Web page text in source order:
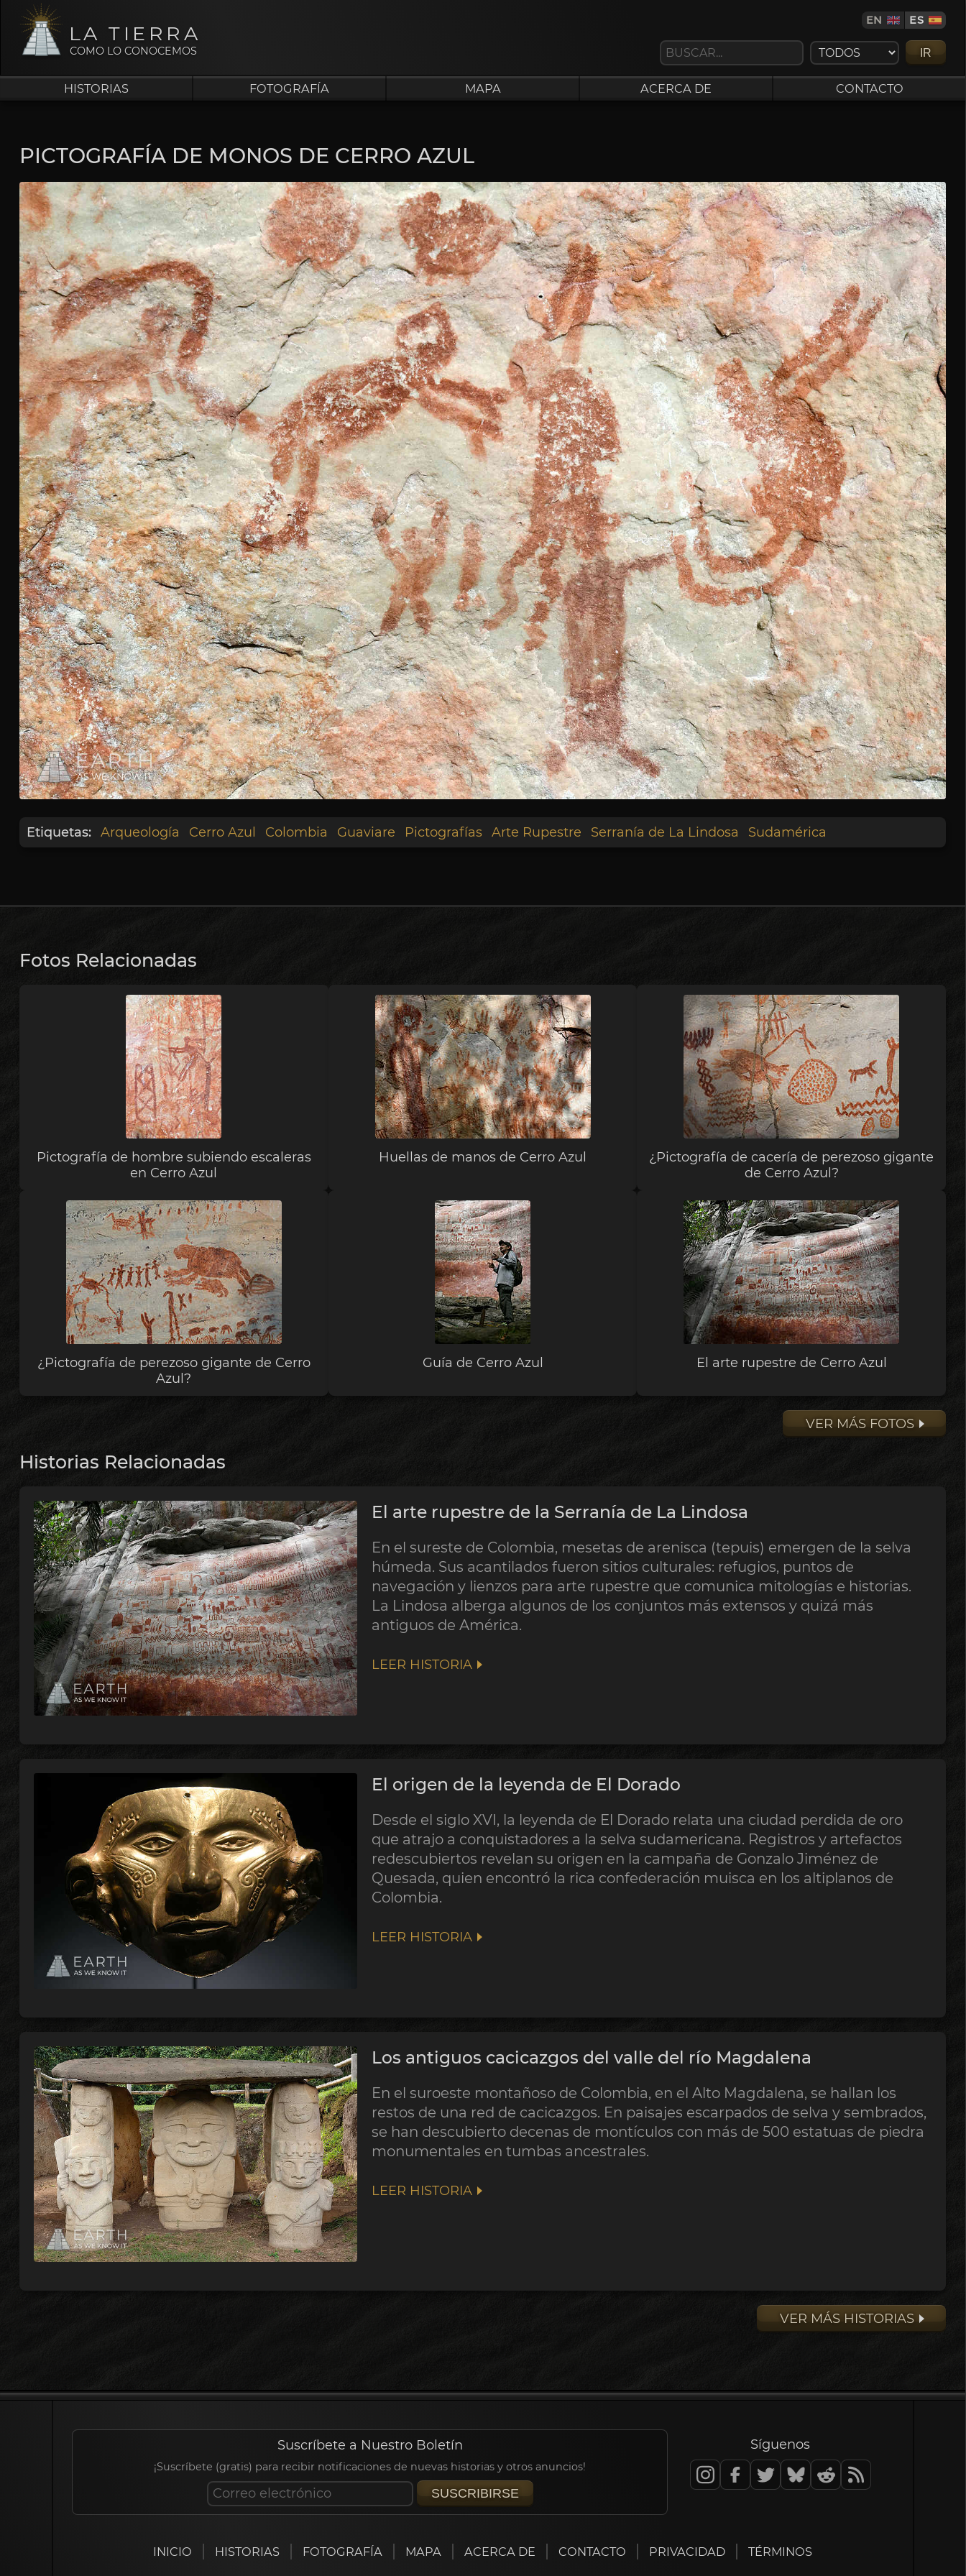
LA TIERRA
COMO LO CONOCEMOS IR
HISTORIAS FOTOGRAFÍA MAPA ACERCA DE CONTACTO
EN ES
PICTOGRAFÍA DE MONOS DE CERRO AZUL
Etiquetas: Arqueología Cerro Azul Colombia Guaviare Pictografías Arte Rupestre Serranía de La Lindosa Sudamérica
Fotos Relacionadas
Pictografía de hombre subiendo escaleras
en Cerro Azul
Huellas de manos de Cerro Azul
¿Pictografía de cacería de perezoso gigante
de Cerro Azul?
¿Pictografía de perezoso gigante de Cerro
Azul?
Guía de Cerro Azul El arte rupestre de Cerro Azul
VER MÁS FOTOS
Historias Relacionadas
El arte rupestre de la Serranía de La Lindosa
En el sureste de Colombia, mesetas de arenisca (tepuis) emergen de la selva
húmeda. Sus acantilados fueron sitios culturales: refugios, puntos de
navegación y lienzos para arte rupestre que comunica mitologías e historias.
La Lindosa alberga algunos de los conjuntos más extensos y quizá más
antiguos de América.
LEER HISTORIA
El origen de la leyenda de El Dorado
Desde el siglo XVI, la leyenda de El Dorado relata una ciudad perdida de oro
que atrajo a conquistadores a la selva sudamericana. Registros y artefactos
redescubiertos revelan su origen en la campaña de Gonzalo Jiménez de
Quesada, quien encontró la rica confederación muisca en los altiplanos de
Colombia.
LEER HISTORIA
Los antiguos cacicazgos del valle del río Magdalena
En el suroeste montañoso de Colombia, en el Alto Magdalena, se hallan los
restos de una red de cacicazgos. En paisajes escarpados de selva y sembrados,
se han descubierto decenas de montículos con más de 500 estatuas de piedra
monumentales en tumbas ancestrales.
LEER HISTORIA
VER MÁS HISTORIAS
Suscríbete a Nuestro Boletín
¡Suscríbete (gratis) para recibir notificaciones de nuevas historias y otros anuncios!
SUSCRIBIRSE
Síguenos
INICIO HISTORIAS FOTOGRAFÍA MAPA ACERCA DE CONTACTO PRIVACIDAD TÉRMINOS